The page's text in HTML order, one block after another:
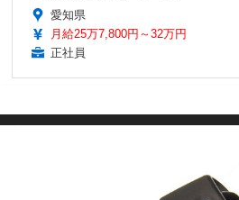
愛知県
月給25万7,800円～32万円
正社員